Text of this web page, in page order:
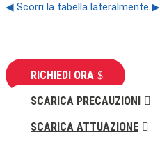
◀ Scorri la tabella lateralmente ▶
RICHIEDI ORA
SCARICA PRECAUZIONI
SCARICA ATTUAZIONE